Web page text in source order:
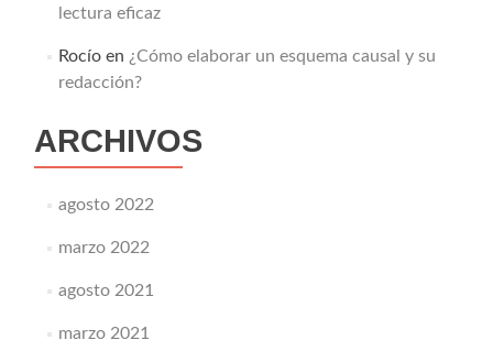
lectura eficaz
Rocíoen ¿Cómo elaborar un esquema causal y su
redacción?
ARCHIVOS
agosto 2022
marzo 2022
agosto 2021
marzo 2021